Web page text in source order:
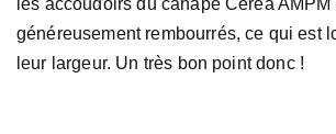
les accoudoirs du canapé Cerea
généreusement rembourrés, ce qui est
leur largeur. Un très bon point donc !